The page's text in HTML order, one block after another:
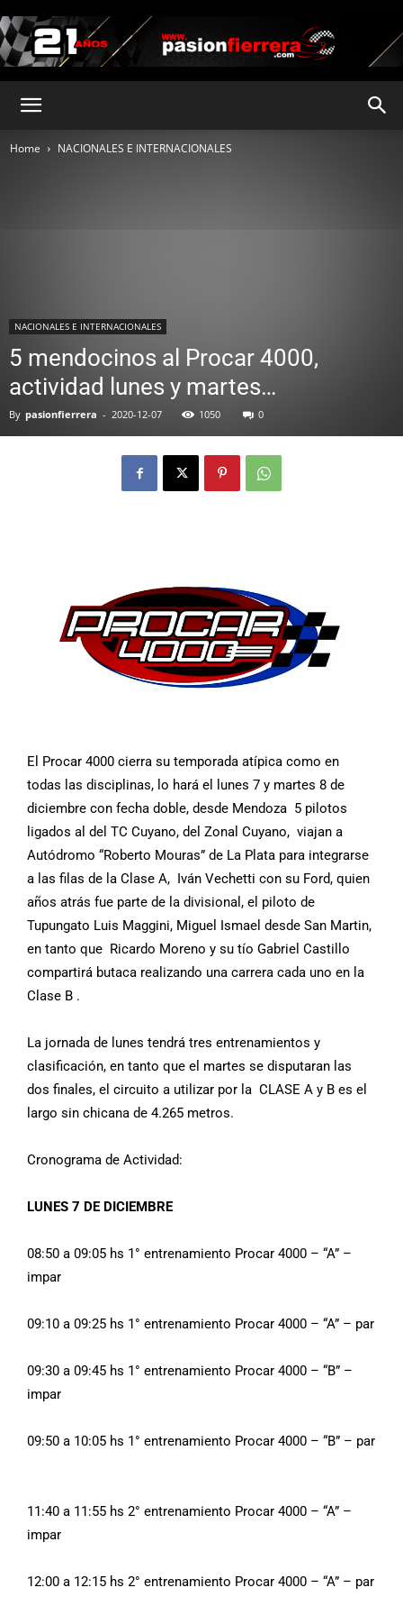
Home NACIONALES E INTERNACIONALES
NACIONALES E INTERNACIONALES
5 mendocinos al Procar 4000,
actividad lunes y martes…
By pasionfierrera - 2020-12-07 1050 0
El Procar 4000 cierra su temporada atípica como en
todas las disciplinas, lo hará el lunes 7 y martes 8 de
diciembre con fecha doble, desde Mendoza 5 pilotos
ligados al del TC Cuyano, del Zonal Cuyano, viajan a
Autódromo “Roberto Mouras” de La Plata para integrarse
a las filas de la Clase A, Iván Vechetti con su Ford, quien
años atrás fue parte de la divisional, el piloto de
Tupungato Luis Maggini, Miguel Ismael desde San Martin,
en tanto que Ricardo Moreno y su tío Gabriel Castillo
compartirá butaca realizando una carrera cada uno en la
Clase B .
La jornada de lunes tendrá tres entrenamientos y
clasificación, en tanto que el martes se disputaran las
dos finales, el circuito a utilizar por la CLASE A y B es el
largo sin chicana de 4.265 metros.
Cronograma de Actividad:
LUNES 7 DE DICIEMBRE
08:50 a 09:05 hs 1° entrenamiento Procar 4000 – “A” –
impar
09:10 a 09:25 hs 1° entrenamiento Procar 4000 – “A” – par
09:30 a 09:45 hs 1° entrenamiento Procar 4000 – “B” –
impar
09:50 a 10:05 hs 1° entrenamiento Procar 4000 – “B” – par
11:40 a 11:55 hs 2° entrenamiento Procar 4000 – “A” –
impar
12:00 a 12:15 hs 2° entrenamiento Procar 4000 – “A” – par